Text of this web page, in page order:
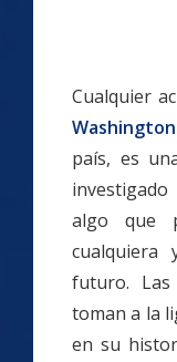
Cualquier
país, es
algo que
cualquiera
futuro. Las
toman a la
en su